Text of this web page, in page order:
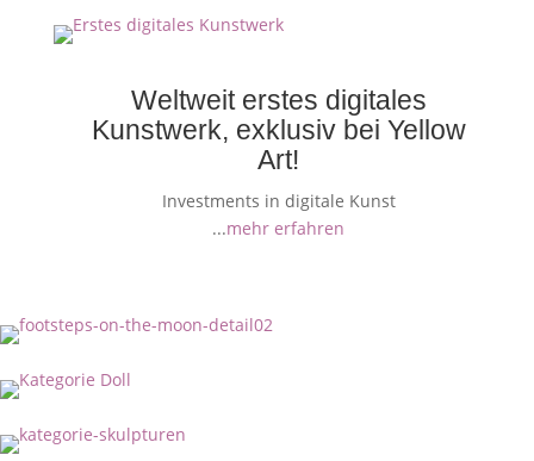
Weltweit erstes digitales
Kunstwerk, exklusiv bei Yellow
Art!
Investments in digitale Kunst
...mehr erfahren